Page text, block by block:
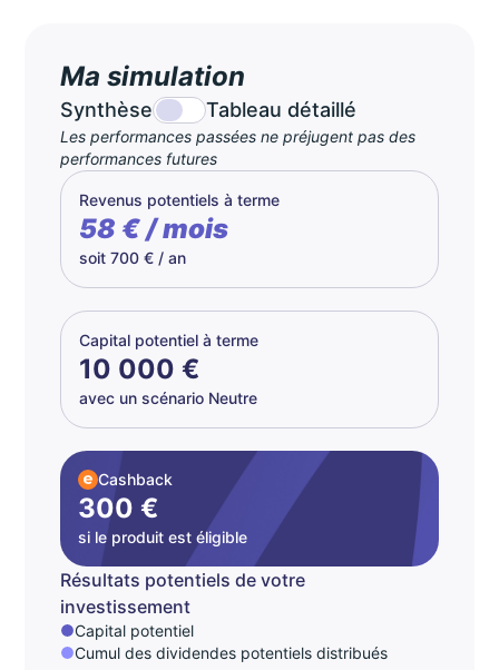
Ma simulation
Synthèse Tableau détaillé
Les performances passées ne préjugent pas des
performances futures
Revenus potentiels à terme
58 € / mois
soit 700 € / an
Capital potentiel à terme
10 000 €
avec un scénario Neutre
Cashback
300 €
si le produit est éligible
Résultats potentiels de votre
investissement
Capital potentiel
Cumul des dividendes potentiels distribués